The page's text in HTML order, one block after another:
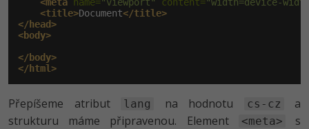
<title>Document</title>
</head>
<body>
</body>
</html>
Přepíšeme atribut lang na hodnotu cs-cz
a
strukturu máme připravenou. Element
<meta>
s